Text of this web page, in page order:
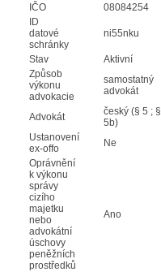
IČO
08084254
ID
datové
schránky
ni55nku
Stav
Aktivní
Způsob
výkonu
advokacie
samostatný
advokát
Advokát
český (§ 5 ; §
5b)
Ustanovení
ex-offo
Ne
Oprávnění
k výkonu
správy
cizího
majetku
nebo
advokátní
úschovy
peněžních
prostředků
Ano